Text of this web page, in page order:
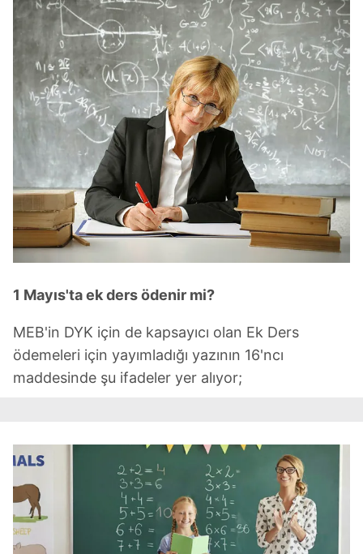
1 Mayıs'ta ek ders ödenir mi?
MEB'in DYK için de kapsayıcı olan Ek Ders
ödemeleri için yayımladığı yazının 16'ncı
maddesinde şu ifadeler yer alıyor;